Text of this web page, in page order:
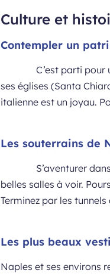
Culture et
Contempler un
C’est parti pour
ses églises (Santa
italienne est un joyau.
Les souterrains de
S’aventurer
belles salles à voir.
Terminez par les
Les plus beaux
Naples et ses environs